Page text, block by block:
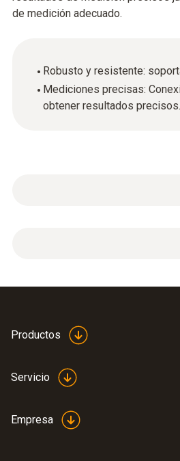
de medición adecuado.
Robusto y resistente:
Mediciones precisas:
obtener resultados precisos.
Manguera de conexión,
Productos
Servicio
Empresa